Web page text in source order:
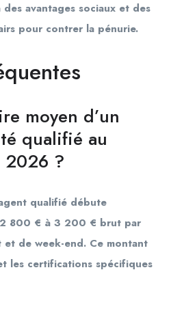
avantages sociaux et des
pour contrer la pénurie.
moyen d’un
qualifié au
2026 ?
qualifié débute
800 € à 3 200 € brut par
de week-end. Ce montant
les certifications spécifiques